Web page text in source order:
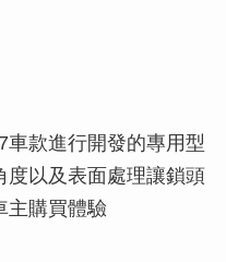
款進行開發的專用型
度以及表面處理讓鎖頭
主購買體驗